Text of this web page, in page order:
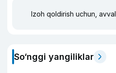
Izoh qoldirish uchun, avval
So‘nggi yangiliklar